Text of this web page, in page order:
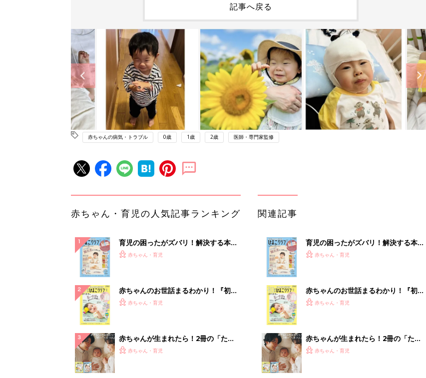
記事へ戻る
赤ちゃんの病気・トラブル 0歳 1歳 2歳 医師・専門家監修
赤ちゃん・育児の人気記事ランキング
育児の困ったがズバリ！解決する本
『ひよこクラブ 秋号』 4カ月～2才
赤ちゃん・育児
赤ちゃんのお世話まるわかり！『初め
てのひよこクラブ 夏号』〈巻頭大特
赤ちゃん・育児
赤ちゃんが生まれたら！2冊の「たま
ひよ」
赤ちゃん・育児
関連記事
育児の困ったがズバリ！解決する本
『ひよこクラブ 秋号』 4カ月～2才
赤ちゃん・育児
赤ちゃんのお世話まるわかり！『初め
てのひよこクラブ 夏号』〈巻頭大特
赤ちゃん・育児
赤ちゃんが生まれたら！2冊の「たま
ひよ」
赤ちゃん・育児